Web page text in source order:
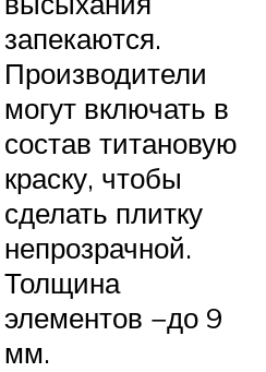
запекаются.
Производители
могут включать в
состав титановую
краску, чтобы
сделать плитку
непрозрачной.
Толщина
элементов −до 9
мм.